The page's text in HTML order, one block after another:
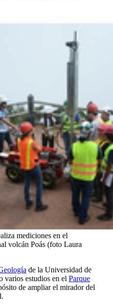
mediciones en el
volcán Poás (foto Laura
de la Universidad de
varios estudios en el Parque
de ampliar el mirador del